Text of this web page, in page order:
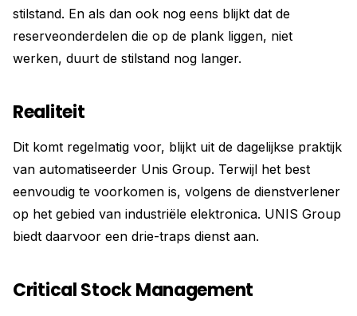
stilstand. En als dan ook nog eens blijkt dat de
reserveonderdelen die op de plank liggen, niet
werken, duurt de stilstand nog langer.
Realiteit
Dit komt regelmatig voor, blijkt uit de dagelijkse praktijk
van automatiseerder Unis Group. Terwijl het best
eenvoudig te voorkomen is, volgens de dienstverlener
op het gebied van industriële elektronica. UNIS Group
biedt daarvoor een drie-traps dienst aan.
Critical Stock Management